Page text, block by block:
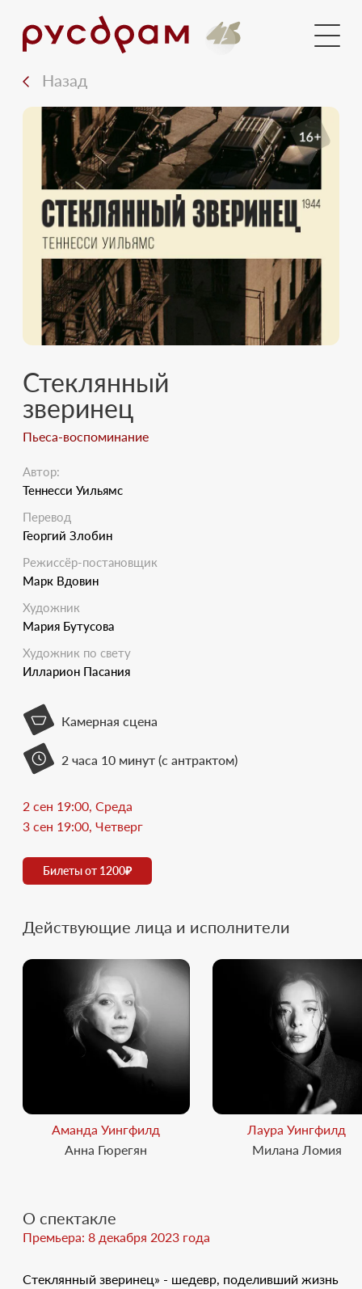
Новости
Медиа
Контакты
Назад
16+
Стеклянный
зверинец
Пьеса-воспоминание
Автор:
Теннесси Уильямс
Перевод
Георгий Злобин
Режиссёр-постановщик
Марк Вдовин
Художник
Мария Бутусова
Художник по свету
Илларион Пасания
Камерная сцена
2 часа 10 минут (с антрактом)
2 сен 19:00, Среда
3 сен 19:00, Четверг
Билеты от 1200₽
Действующие лица и исполнители
Аманда Уингфилд
Анна Гюрегян
Лаура Уингфилд
Милана Ломия
О спектакле
Премьера: 8 декабря 2023 года
Стеклянный зверинец» - шедевр, поделивший жизнь